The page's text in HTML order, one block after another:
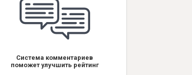
Система комментариев
поможет улучшить рейтинг